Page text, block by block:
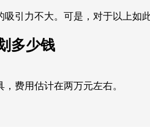
引力不大。可是，对于以上如
多少钱
费用估计在两万元左右。